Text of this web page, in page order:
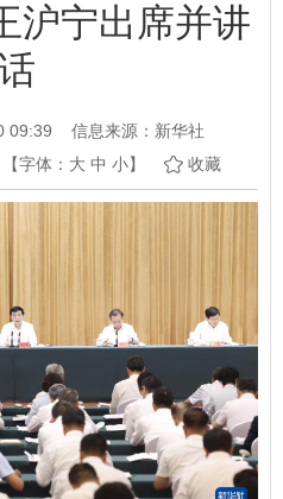
沪宁出席并讲
09:39
信息来源：新华社
【字体： 大 中 小】 收藏